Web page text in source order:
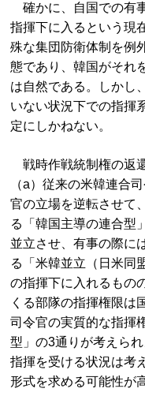
確かに、自国での有
指揮下に入るという現
殊な集団防衛体制を例
態であり、韓国がそれ
は自然である。しかし
いない状況下での指揮
定にしかねない。
戦時作戦統制権の返
（a）従来の米韓連合
官の立場を逆転させて
る「韓国主導の連合型
並立させ、有事の際に
る「米韓並立（日米同
の指揮下に入れるもの
くる部隊の指揮権限は
司令官の実質的な指揮
型」の3通りが考えら
指揮を受ける状況は考
形式を求める可能性が